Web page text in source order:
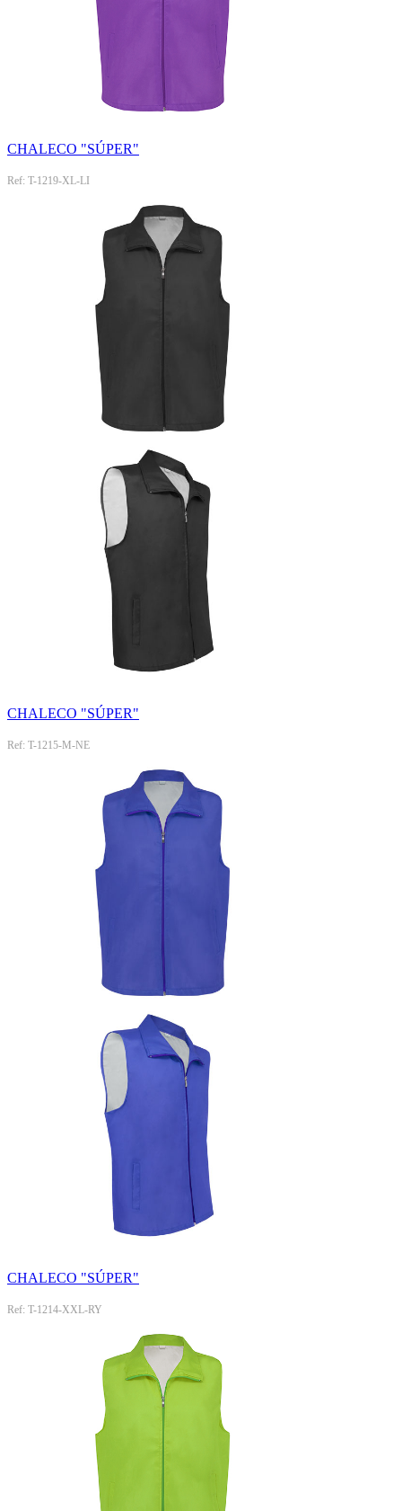
CHALECO "SÚPER"
Ref: T-1219-XL-LI
CHALECO "SÚPER"
Ref: T-1215-M-NE
CHALECO "SÚPER"
Ref: T-1214-XXL-RY